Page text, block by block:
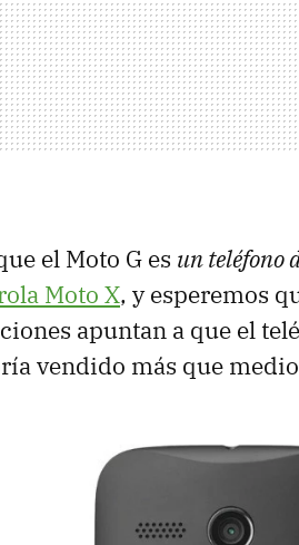
el Moto G es un teléfono
Moto X, y esperemos
apuntan a que el
vendido más que